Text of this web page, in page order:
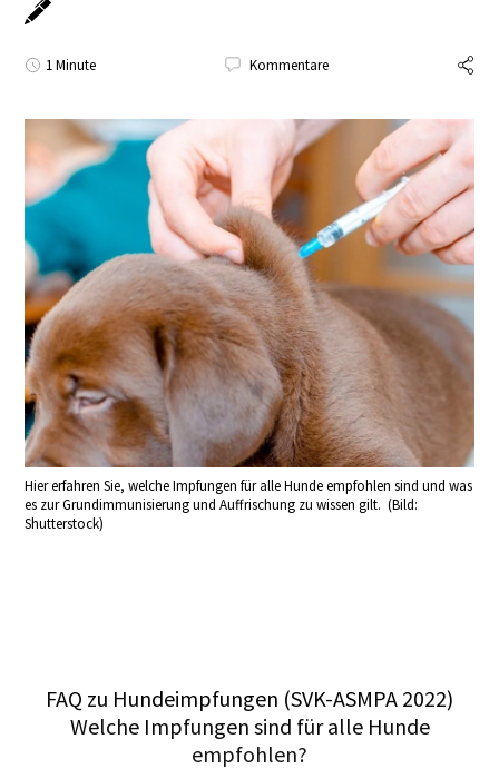
1 Minute Kommentare
Hier erfahren Sie, welche Impfungen für alle Hunde empfohlen sind und was
es zur Grundimmunisierung und Auffrischung zu wissen gilt. (Bild:
Shutterstock)
FAQ zu Hundeimpfungen (SVK-ASMPA 2022)
Welche Impfungen sind für alle Hunde
empfohlen?